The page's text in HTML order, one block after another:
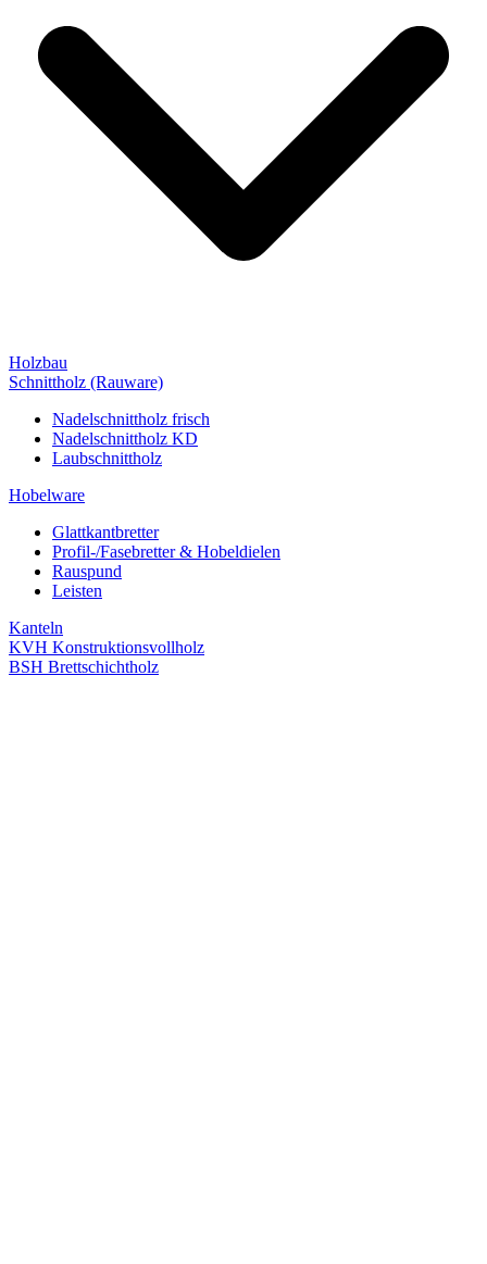
Holzbau
Schnittholz (Rauware)
Nadelschnittholz frisch
Nadelschnittholz KD
Laubschnittholz
Hobelware
Glattkantbretter
Profil-/Fasebretter & Hobeldielen
Rauspund
Leisten
Kanteln
KVH Konstruktionsvollholz
BSH Brettschichtholz